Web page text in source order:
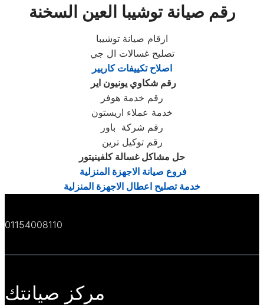
رقم صيانة توشيبا العين السخنة
ارقام صيانة توشيبا
تصليح غسالات ال جي
اصلاح تكييفات كاريير
رقم شكاوي يونيون اير
رقم خدمة هوفر
خدمة عملاء اريستون
رقم شركة باور
رقم توكيل ترين
حل مشاكل غسالة كلفينيتور
فروع صيانة الاجهزة المنزلية
خدمة تصليح اعطال الاجهزة المنزلية
01154008110
مركز صيانتك